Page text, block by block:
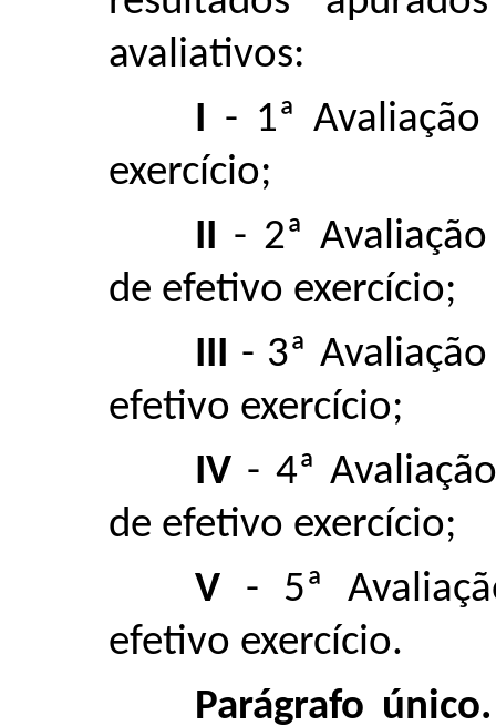
avaliativos:
I - 1ª
exercício;
II - 2ª
de efetivo exercício;
III - 3ª
efetivo exercício;
IV - 4ª
de efetivo exercício;
V - 5ª
efetivo exercício.
Parágrafo único.